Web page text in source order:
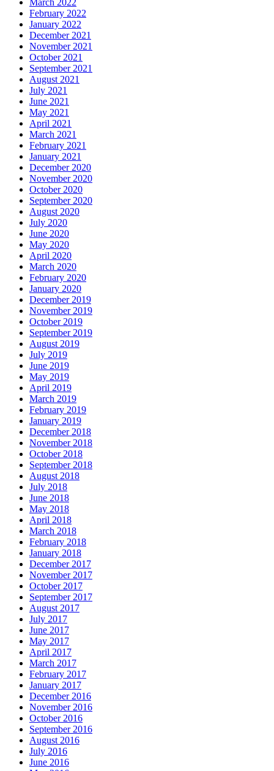
February 2022
January 2022
December 2021
November 2021
October 2021
September 2021
August 2021
July 2021
June 2021
May 2021
April 2021
March 2021
February 2021
January 2021
December 2020
November 2020
October 2020
September 2020
August 2020
July 2020
June 2020
May 2020
April 2020
March 2020
February 2020
January 2020
December 2019
November 2019
October 2019
September 2019
August 2019
July 2019
June 2019
May 2019
April 2019
March 2019
February 2019
January 2019
December 2018
November 2018
October 2018
September 2018
August 2018
July 2018
June 2018
May 2018
April 2018
March 2018
February 2018
January 2018
December 2017
November 2017
October 2017
September 2017
August 2017
July 2017
June 2017
May 2017
April 2017
March 2017
February 2017
January 2017
December 2016
November 2016
October 2016
September 2016
August 2016
July 2016
June 2016